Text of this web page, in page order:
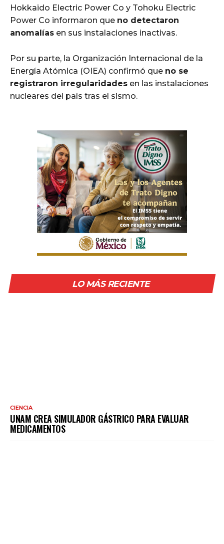
Hokkaido Electric Power Co y Tohoku Electric
Power Co informaron que no detectaron
anomalías en sus instalaciones inactivas.
Por su parte, la Organización Internacional de la
Energía Atómica (OIEA) confirmó que no se
registraron irregularidades en las instalaciones
nucleares del país tras el sismo.
LO MÁS RECIENTE
CIENCIA
UNAM CREA SIMULADOR GÁSTRICO PARA EVALUAR
MEDICAMENTOS